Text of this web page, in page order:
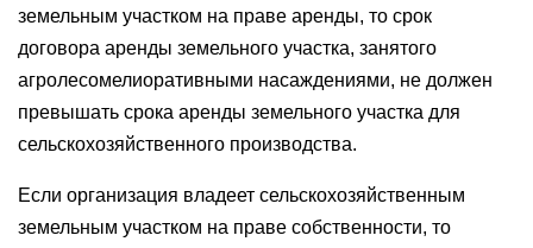
земельным участком на праве аренды, то срок
договора аренды земельного участка, занятого
агролесомелиоративными насаждениями, не должен
превышать срока аренды земельного участка для
сельскохозяйственного производства.
Если организация владеет сельскохозяйственным
земельным участком на праве собственности, то